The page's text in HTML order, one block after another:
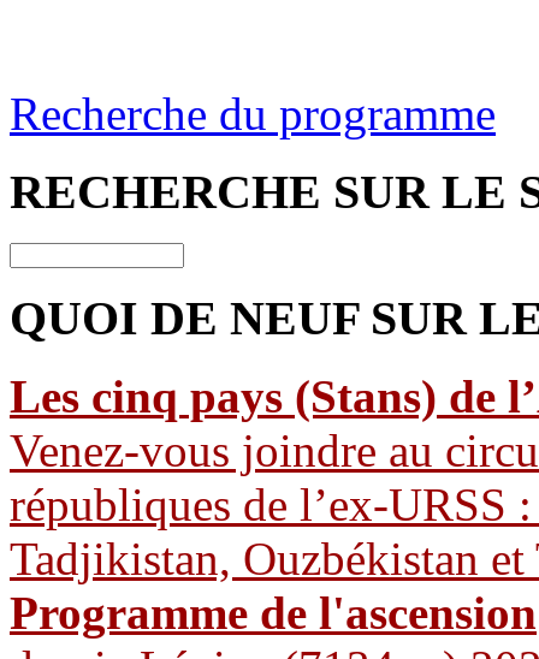
Recherche du programme
RECHERCHE SUR LE
QUOI DE NEUF SUR
Les cinq pays (Stans) de
Venez-vous joindre au
républiques de l’ex-URSS
Tadjikistan, Ouzbékistan
Programme de l'ascension